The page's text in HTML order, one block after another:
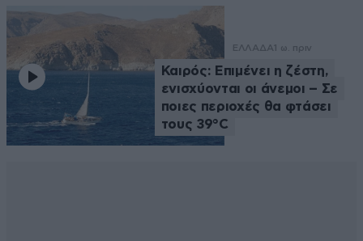
ΕΛΛΑΔΑ 1 ω. πριν
Καιρός: Επιμένει η ζέστη,
ενισχύονται οι άνεμοι – Σε
ποιες περιοχές θα φτάσει
τους 39°C